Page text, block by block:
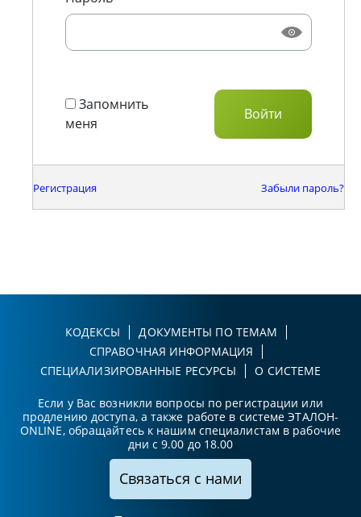
Запомнить
меня
Регистрация Забыли пароль?
КОДЕКСЫ
ДОКУМЕНТЫ ПО ТЕМАМ
СПРАВОЧНАЯ ИНФОРМАЦИЯ
СПЕЦИАЛИЗИРОВАННЫЕ РЕСУРСЫ
О СИСТЕМЕ
Если у Вас возникли вопросы по регистрации или
продлению доступа, а также работе в системе ЭТАЛОН-
ONLINE, обращайтесь к нашим специалистам в рабочие
дни с 9.00 до 18.00
Связаться с нами